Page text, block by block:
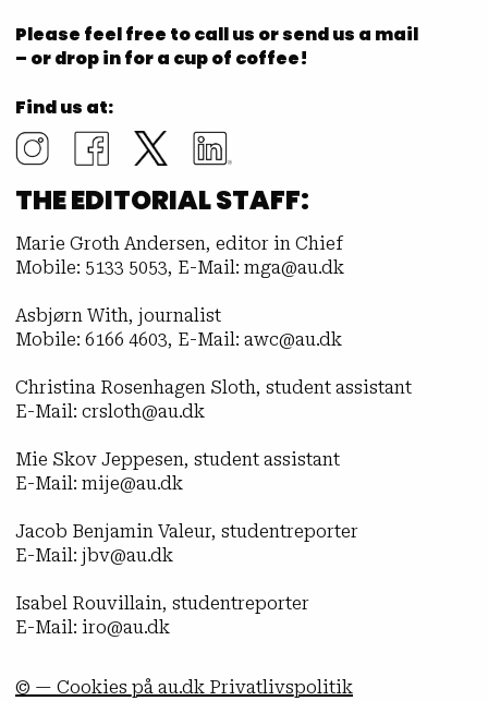
Please feel free to call us or send us a mail
– or drop in for a cup of coffee!
Find us at:
THE EDITORIAL STAFF:
Marie Groth Andersen, editor in Chief
Mobile: 5133 5053, E-Mail: mga@au.dk
Asbjørn With, journalist
Mobile: 6166 4603, E-Mail: awc@au.dk
Christina Rosenhagen Sloth, student assistant
E-Mail: crsloth@au.dk
Mie Skov Jeppesen, student assistant
E-Mail: mije@au.dk
Jacob Benjamin Valeur, studentreporter
E-Mail: jbv@au.dk
Isabel Rouvillain, studentreporter
E-Mail: iro@au.dk
© — Cookies på au.dk Privatlivspolitik